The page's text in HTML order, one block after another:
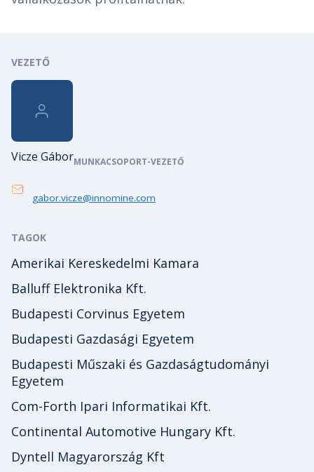
VEZETŐ
Vicze GáborMUNKACSOPORT-VEZETŐ
gabor.vicze@innomine.com
TAGOK
Amerikai Kereskedelmi Kamara
Balluff Elektronika Kft.
Budapesti Corvinus Egyetem
Budapesti Gazdasági Egyetem
Budapesti Műszaki és Gazdaságtudományi
Egyetem
Com-Forth Ipari Informatikai Kft.
Continental Automotive Hungary Kft.
Dyntell Magyarország Kft